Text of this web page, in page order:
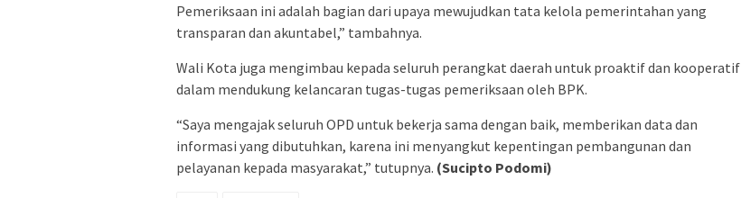
Pemeriksaan ini adalah bagian dari upaya mewujudkan tata kelola pemerintahan yang
transparan dan akuntabel,” tambahnya.
Wali Kota juga mengimbau kepada seluruh perangkat daerah untuk proaktif dan kooperatif
dalam mendukung kelancaran tugas-tugas pemeriksaan oleh BPK.
“Saya mengajak seluruh OPD untuk bekerja sama dengan baik, memberikan data dan
informasi yang dibutuhkan, karena ini menyangkut kepentingan pembangunan dan
pelayanan kepada masyarakat,” tutupnya. (Sucipto Podomi)